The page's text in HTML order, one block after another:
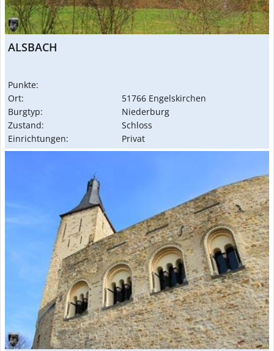
ALSBACH
Punkte:
Ort:
51766 Engelskirchen
Burgtyp:
Niederburg
Zustand:
Schloss
Einrichtungen:
Privat